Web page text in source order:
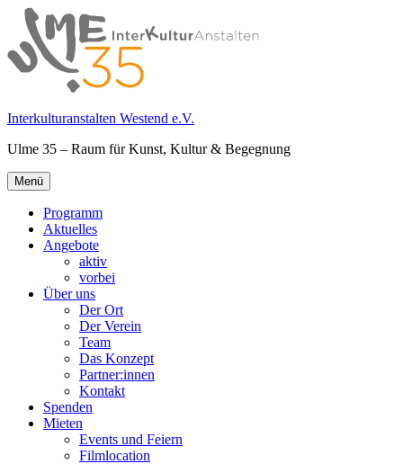
Springe
zum
Inhalt
Interkulturanstalten Westend e.V.
Ulme 35 – Raum für Kunst, Kultur & Begegnung
Primäres
Menü
Menü
Programm
Aktuelles
Angebote
aktiv
vorbei
Über uns
Der Ort
Der Verein
Team
Das Konzept
Partner:innen
Kontakt
Spenden
Mieten
Events und Feiern
Filmlocation